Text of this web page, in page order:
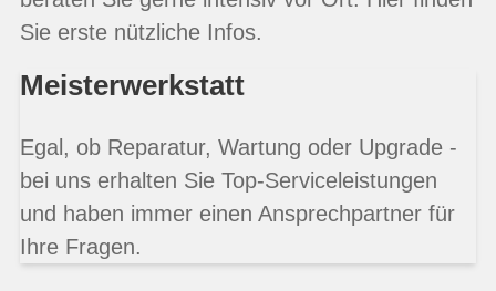
Sie erste nützliche Infos.
Meisterwerkstatt
Egal, ob Reparatur, Wartung oder Upgrade -
bei uns erhalten Sie Top-Serviceleistungen
und haben immer einen Ansprechpartner für
Ihre Fragen.